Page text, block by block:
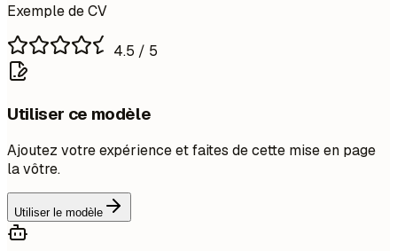
Exemple de CV
4.5 / 5
Utiliser ce modèle
Ajoutez votre expérience et faites de cette mise en page
la vôtre.
Utiliser le modèle